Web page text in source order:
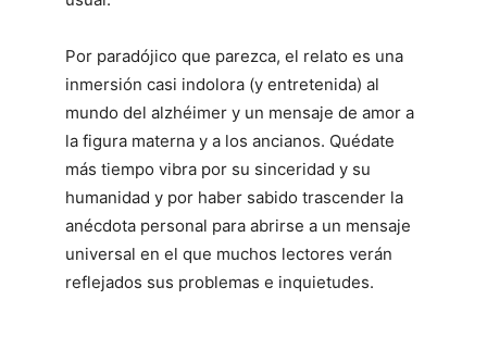
Por paradójico que parezca, el relato es una
inmersión casi indolora (y entretenida) al
mundo del alzhéimer y un mensaje de amor a
la figura materna y a los ancianos. Quédate
más tiempo vibra por su sinceridad y su
humanidad y por haber sabido trascender la
anécdota personal para abrirse a un mensaje
universal en el que muchos lectores verán
reflejados sus problemas e inquietudes.